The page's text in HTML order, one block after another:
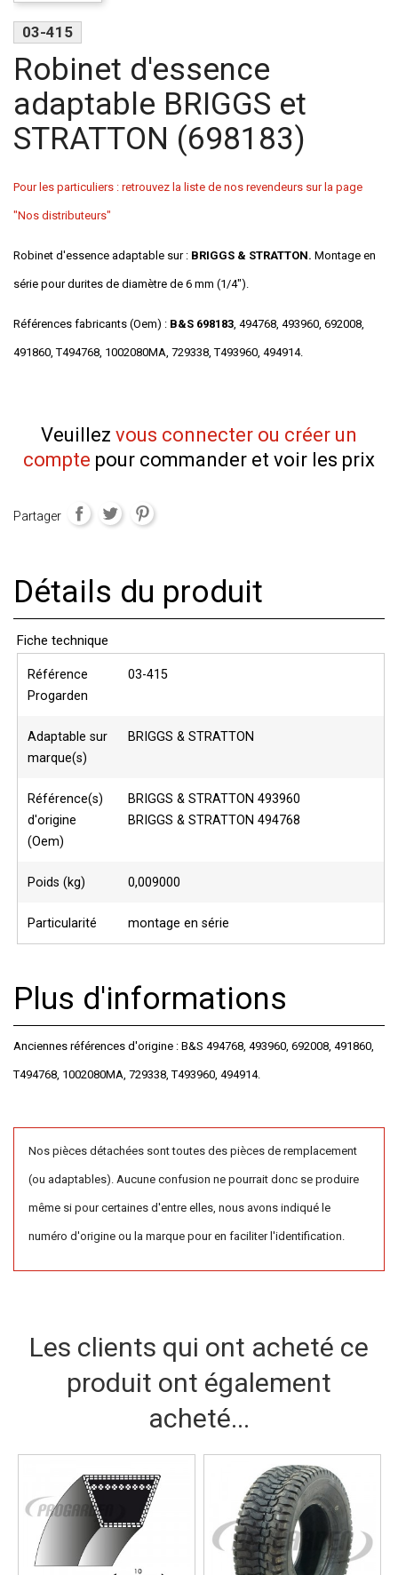
03-415
Robinet d'essence
adaptable BRIGGS et
STRATTON (698183)
Pour les particuliers : retrouvez la liste de nos revendeurs sur la page
"Nos distributeurs"
Robinet d'essence adaptable sur : BRIGGS & STRATTON. Montage en
série pour durites de diamètre de 6 mm (1/4").
Références fabricants (Oem) : B&S 698183, 494768, 493960, 692008,
491860, T494768, 1002080MA, 729338, T493960, 494914.
Veuillez vous connecter ou créer un
compte pour commander et voir les prix
Partager
Détails du produit
Fiche technique
Référence
Progarden
03-415
Adaptable sur
marque(s)
BRIGGS & STRATTON
Référence(s)
d'origine
(Oem)
BRIGGS & STRATTON 493960
BRIGGS & STRATTON 494768
Poids (kg) 0,009000
Particularité montage en série
Plus d'informations
Anciennes références d'origine : B&S 494768, 493960, 692008, 491860,
T494768, 1002080MA, 729338, T493960, 494914.
Nos pièces détachées sont toutes des pièces de remplacement
(ou adaptables). Aucune confusion ne pourrait donc se produire
même si pour certaines d'entre elles, nous avons indiqué le
numéro d'origine ou la marque pour en faciliter l'identification.
Les clients qui ont acheté ce
produit ont également
acheté...